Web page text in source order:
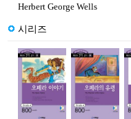
Herbert George Wells
시리즈